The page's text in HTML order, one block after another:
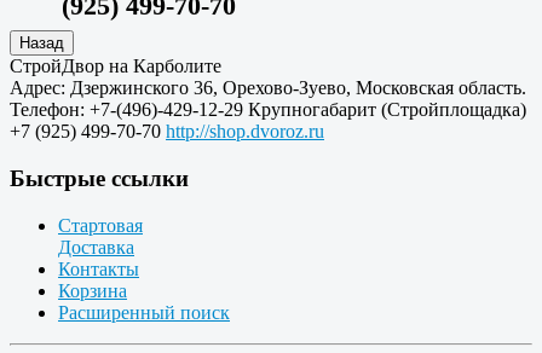
СтройДвор на Карболите
Адрес: Дзержинского 36, Орехово-Зуево, Московская область.
Телефон: +7-(496)-429-12-29 Крупногабарит (Стройплощадка)
+7 (925) 499-70-70 http://shop.dvoroz.ru
Быстрые ссылки
Стартовая
Доставка
Контакты
Корзина
Расширенный поиск